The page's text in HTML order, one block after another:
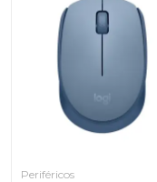
Periféricos